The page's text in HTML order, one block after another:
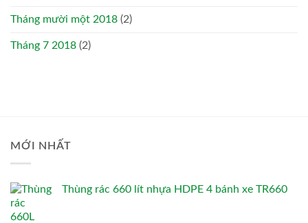
Tháng mười một 2018 (2)
Tháng 7 2018 (2)
MỚI NHẤT
Thùng rác 660 lít nhựa HDPE 4 bánh xe TR660